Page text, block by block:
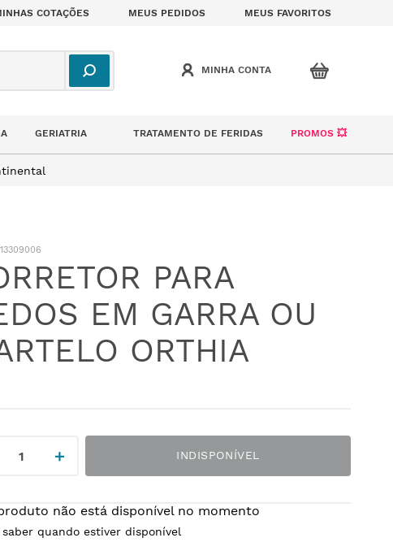
COTAÇÕES MEUS PEDIDOS MEUS FAVORITOS
GERIATRIA TRATAMENTO DE FERIDAS PROMOS 💥
PARA
EM GARRA OU
ORTHIA
＋ INDISPONÍVEL
não está disponível no momento
saber quando estiver disponível